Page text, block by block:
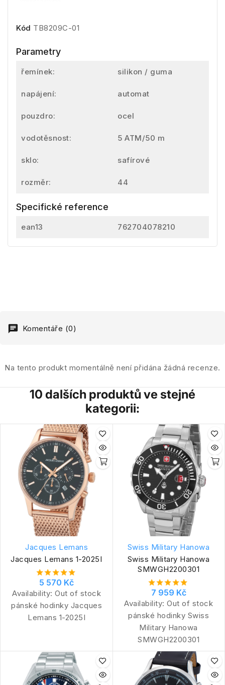
Kód TB8209C-01
Parametry
řemínek: silikon / guma
napájení: automat
pouzdro: ocel
vodotěsnost: 5 ATM/50 m
sklo: safírové
rozměr: 44
Specifické reference
ean13 762704078210
Komentáře (0)
Na tento produkt momentálně není přidána žádná recenze.
10 dalších produktů ve stejné
kategorii:
Jacques Lemans
Jacques Lemans 1-2025I
5 570 Kč
Availability: Out of stock
pánské hodinky Jacques
Lemans 1-2025I
Swiss Military Hanowa
Swiss Military Hanowa
SMWGH2200301
7 959 Kč
Availability: Out of stock
pánské hodinky Swiss
Military Hanowa
SMWGH2200301